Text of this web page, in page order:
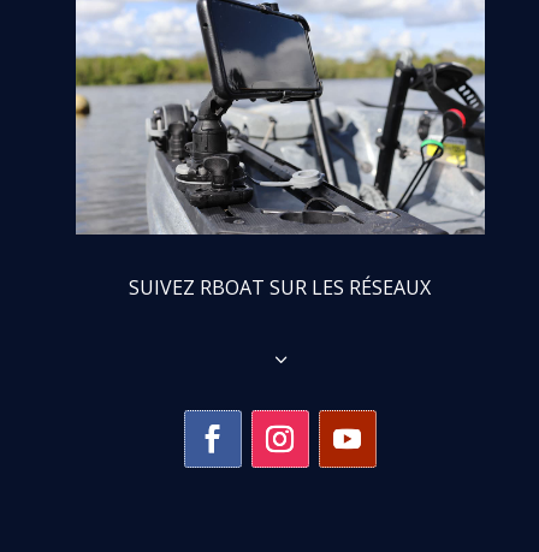
SUIVEZ RBOAT SUR LES RÉSEAUX
3